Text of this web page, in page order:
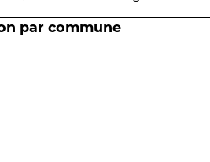
par commune